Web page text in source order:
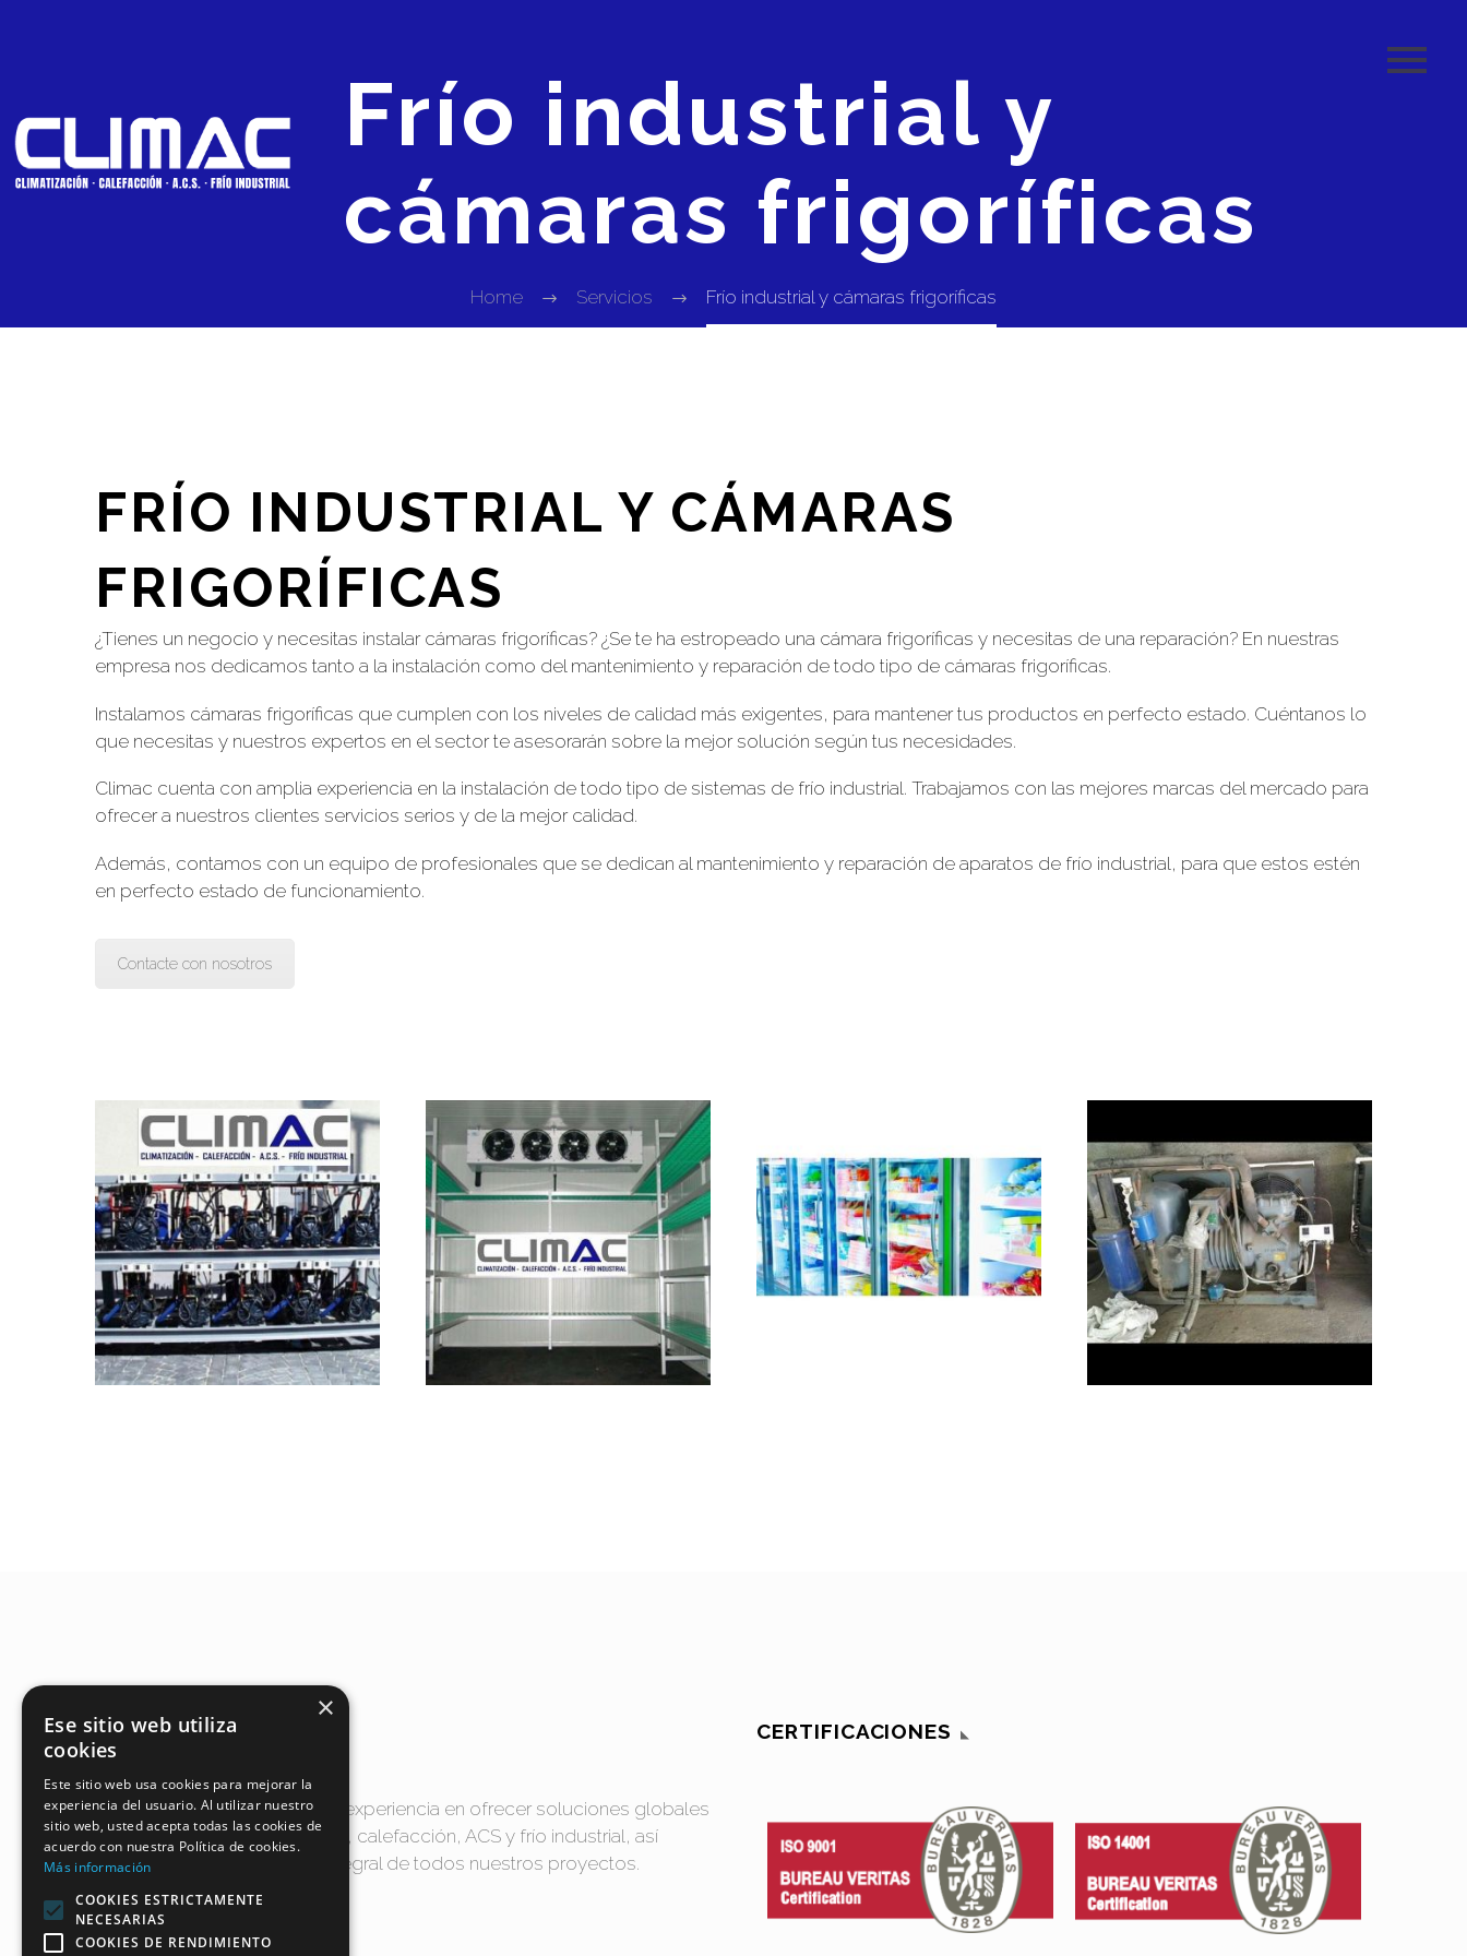
Frío industrial y
cámaras frigoríficas
Home Servicios Frío industrial y cámaras frigoríficas
FRÍO INDUSTRIAL Y CÁMARAS
FRIGORÍFICAS
¿Tienes un negocio y necesitas instalar cámaras frigoríficas? ¿Se te ha estropeado una cámara frigoríficas y necesitas de una reparación? En nuestras
empresa nos dedicamos tanto a la instalación como del mantenimiento y reparación de todo tipo de cámaras frigoríficas.
Instalamos cámaras frigoríficas que cumplen con los niveles de calidad más exigentes, para mantener tus productos en perfecto estado. Cuéntanos lo
que necesitas y nuestros expertos en el sector te asesorarán sobre la mejor solución según tus necesidades.
Climac cuenta con amplia experiencia en la instalación de todo tipo de sistemas de frío industrial. Trabajamos con las mejores marcas del mercado para
ofrecer a nuestros clientes servicios serios y de la mejor calidad.
Además, contamos con un equipo de profesionales que se dedican al mantenimiento y reparación de aparatos de frío industrial, para que estos estén
en perfecto estado de funcionamiento.
Contacte con nosotros
SOBRE NOSOTROS
En Climac centramos nuestra experiencia en ofrecer soluciones globales
de climatización, refrigeración, calefacción, ACS y frío industrial, así
como en el mantenimiento integral de todos nuestros proyectos.
CERTIFICACIONES
×
Ese sitio web utiliza
cookies
Este sitio web usa cookies para mejorar la
experiencia del usuario. Al utilizar nuestro
sitio web, usted acepta todas las cookies de
acuerdo con nuestra Política de cookies.
Más información
COOKIES ESTRICTAMENTE
NECESARIAS
COOKIES DE RENDIMIENTO